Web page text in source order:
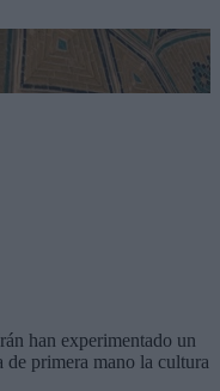
han experimentado un
de primera mano la cultura